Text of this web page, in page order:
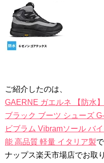
ご紹介したのは、
GAERNE ガエルネ 【防水
ブラック ブーツ シューズ
ビブラム Vibramソール バ
能 高品質 軽量 イタリア製で
ナップス楽天市場店でお取